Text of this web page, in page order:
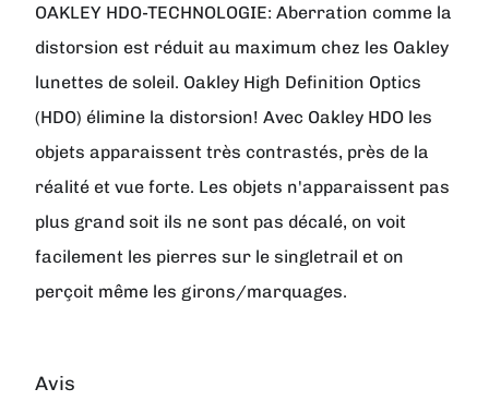
OAKLEY HDO-TECHNOLOGIE: Aberration comme la
distorsion est réduit au maximum chez les Oakley
lunettes de soleil. Oakley High Definition Optics
(HDO) élimine la distorsion! Avec Oakley HDO les
objets apparaissent très contrastés, près de la
réalité et vue forte. Les objets n'apparaissent pas
plus grand soit ils ne sont pas décalé, on voit
facilement les pierres sur le singletrail et on
perçoit même les girons/marquages.
Avis